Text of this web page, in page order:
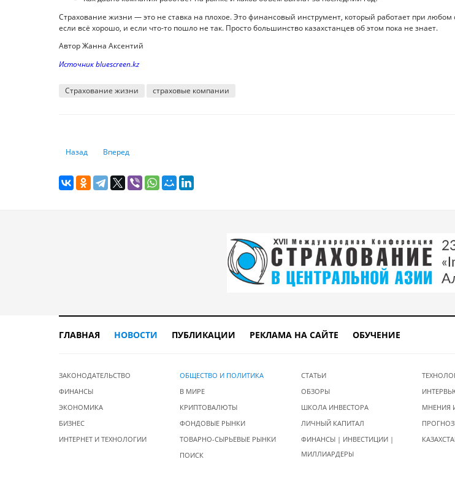
Страхование жизни — это не ставка на плохое. Это финансовый инструмент, который работает при любом
если всё хорошо, и если что-то пошло не так. Просто большинство казахстанцев об этом пока не знает.
Автор Жанна Аксентий
Источник bluescreen.kz
Страхование жизни страховые компании
Предыдущий: О риске завоза хантавируса в Казахстан высказались в Минздраве
Назад Следующий: Врач рассказала о “странном вирусе“, на который жалуются казахстанцы
Вперед
ГЛАВНАЯ НОВОСТИ ПУБЛИКАЦИИ РЕКЛАМА НА САЙТЕ ОБУЧЕНИЕ
ЗАКОНОДАТЕЛЬСТВО
ФИНАНСЫ
ЭКОНОМИКА
БИЗНЕС
ИНТЕРНЕТ И ТЕХНОЛОГИИ
ОБЩЕСТВО И ПОЛИТИКА
В МИРЕ
КРИПТОВАЛЮТЫ
ФОНДОВЫЕ РЫНКИ
ТОВАРНО-СЫРЬЕВЫЕ РЫНКИ
ПОИСК
СТАТЬИ
ОБЗОРЫ
ШКОЛА ИНВЕСТОРА
ЛИЧНЫЙ КАПИТАЛ
ФИНАНСЫ | ИНВЕСТИЦИИ |
МИЛЛИАРДЕРЫ
МНЕНИЯ